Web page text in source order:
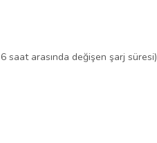
saat arasında değişen şarj süresi)